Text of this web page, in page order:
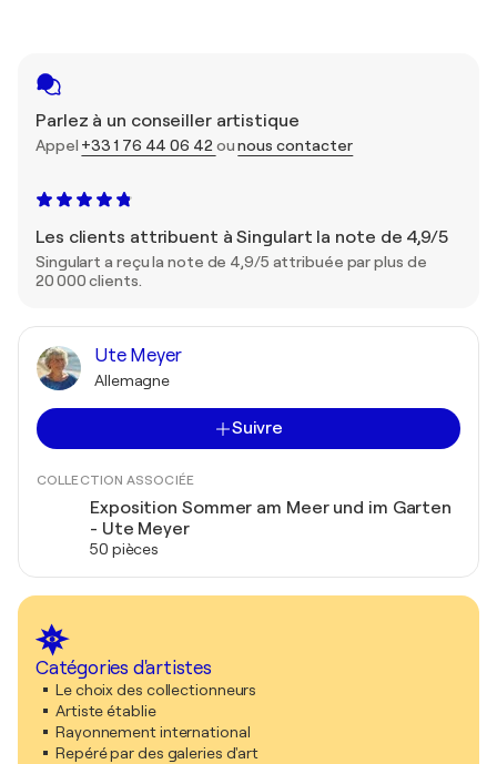
Parlez à un conseiller artistique
Appel +33 1 76 44 06 42 ounous contacter
Les clients attribuent à Singulart la note de 4,9/5
Singulart a reçu la note de 4,9/5 attribuée par plus de
20 000 clients.
Ute Meyer
Allemagne
Suivre
COLLECTION ASSOCIÉE
Exposition Sommer am Meer und im Garten
- Ute Meyer
50 pièces
Catégories d'artistes
Le choix des collectionneurs
Artiste établie
Rayonnement international
Repéré par des galeries d'art